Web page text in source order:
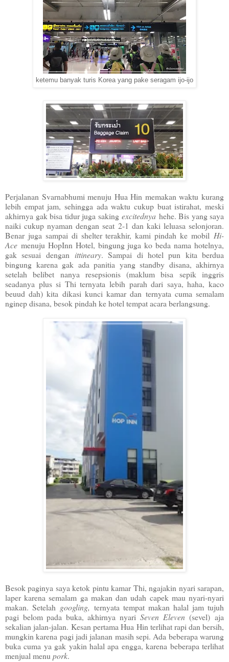
ketemu banyak turis Korea yang pake seragam ijo-ijo
Perjalanan Svarnabhumi menuju Hua Hin memakan waktu kurang
lebih empat jam, sehingga ada waktu cukup buat istirahat, meski
akhirnya gak bisa tidur juga saking excitednya hehe. Bis yang saya
naiki cukup nyaman dengan seat 2-1 dan kaki leluasa selonjoran.
Benar juga sampai di shelter terakhir, kami pindah ke mobil Hi-
Ace menuju HopInn Hotel, bingung juga ko beda nama hotelnya,
gak sesuai dengan ittineary. Sampai di hotel pun kita berdua
bingung karena gak ada panitia yang standby disana, akhirnya
setelah belibet nanya resepsionis (maklum bisa sepik inggris
seadanya plus si Thi ternyata lebih parah dari saya, haha, kaco
beuud dah) kita dikasi kunci kamar dan ternyata cuma semalam
nginep disana, besok pindah ke hotel tempat acara berlangsung.
Besok paginya saya ketok pintu kamar Thi, ngajakin nyari sarapan,
laper karena semalam ga makan dan udah capek mau nyari-nyari
makan. Setelah googling, ternyata tempat makan halal jam tujuh
pagi belom pada buka, akhirnya nyariSeven Eleven(sevel) aja
sekalian jalan-jalan. Kesan pertama Hua Hin terlihat rapi dan bersih,
mungkin karena pagi jadi jalanan masih sepi. Ada beberapa warung
buka cuma ya gak yakin halal apa engga, karena beberapa terlihat
menjual menupork.